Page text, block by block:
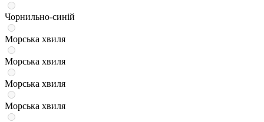
Чорнильно-синій
Морська хвиля
Морська хвиля
Морська хвиля
Морська хвиля